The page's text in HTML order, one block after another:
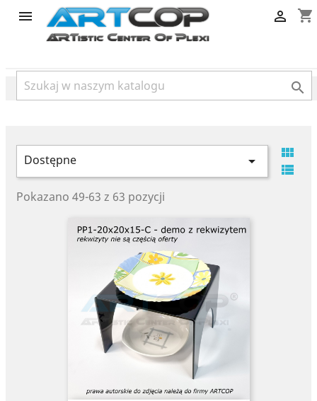
category
 shopping_cart


Dostępne 


Pokazano 49-63 z 63 pozycji